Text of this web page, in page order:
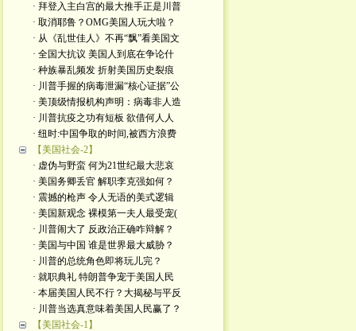
· 拜登入主白宫的最大推手正是川普
· 取消耶鲁？OMG美国人玩大啦？
· 从《乱世佳人》不再“飘”看美国文
· 全国大抗议 美国人到底在争论什
· 种族暴乱频发 折射美国历史裂痕
· 川普手握的病毒泄漏“核心证据”公
· 美顶级情报机构声明：病毒非人造
· 川普抗疫之功有短板 欲借何人人
· 纽时:中国争取的时间,被西方浪费
【美国社会-2】
· 虚伪与野蛮 何为21世纪最大悲哀
· 美国务卿丢官 解职李克强如何？
· 震撼的枪声 令人无语的美式逻辑
· 美国新观念 裸模第一夫人最受宠(
· 川普闹大了 反政治正确咋辩解？
· 美国与中国 谁是世界最大威胁？
· 川普的总统角色即将玩儿完？
· 就职典礼 特朗普争宠于美国人民
· 本届美国人民不行？大揭秘与平反
· 川普当选真意味着美国人民赢了？
【美国社会-1】